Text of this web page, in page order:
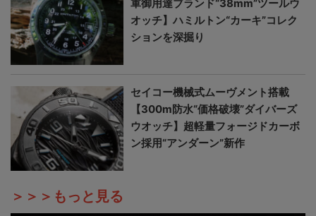
軍御用達ブランド“38mm”ツールウ
オッチ】ハミルトン“カーキ”コレク
ションを深掘り
セイコー機械式ムーヴメント搭載
【300m防水“価格破壊”ダイバーズ
ウオッチ】超軽量フォージドカーボ
ン採用“アンダーン”新作
＞＞＞もっと見る